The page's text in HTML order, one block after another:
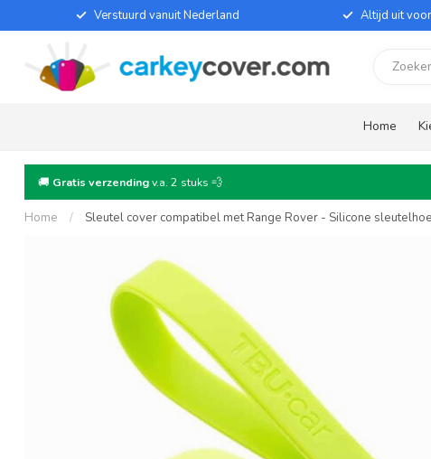
Verstuurd vanuit Nederland Altijd uit
Home
🚚 Gratis verzendingv.a. 2 stuks 💨
Home / Sleutel cover compatibel met Range Rover - Silicone